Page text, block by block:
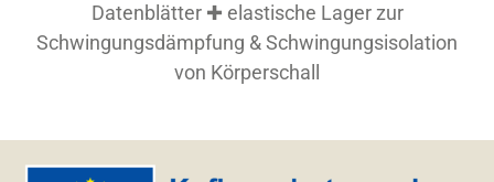
Artikelnummer
Datenblätter ✚ elastische Lager zur
Schwingungsdämpfung & Schwingungsisolation
von Körperschall